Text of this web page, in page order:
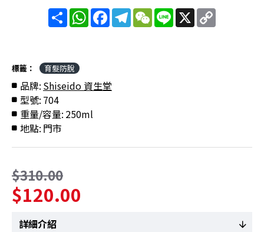
分
享
WhatsAppFacebookTelegram
WeChat
Line X Copy
Link
標籤： 育髮防脫
品牌: Shiseido 資生堂
型號: 704
重量/容量: 250ml
地點: 門市
$120.00
$310.00
詳細介紹